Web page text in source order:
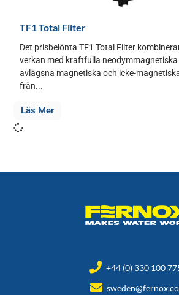
TF1 Total Filter
Det prisbelönta TF1 Total Filter
verkan med kraftfulla
avlägsna magnetiska och icke-
från...
Läs Mer
+44 (0) 330 100